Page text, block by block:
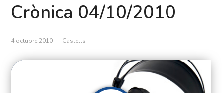
Crònica 04/10/2010
4 octubre 2010 Castells